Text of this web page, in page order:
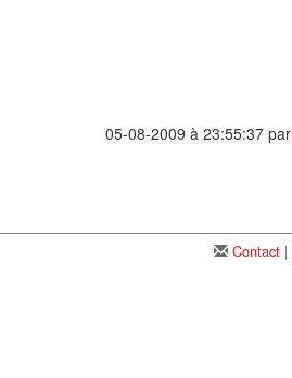
05-08-2009 à 23:55:37 par
Contact |